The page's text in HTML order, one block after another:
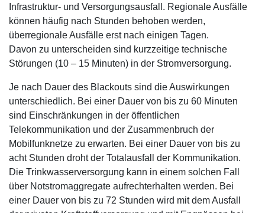
Infrastruktur- und Versorgungsausfall. Regionale Ausfälle
können häufig nach Stunden behoben werden,
überregionale Ausfälle erst nach einigen Tagen.
Davon zu unterscheiden sind kurzzeitige technische
Störungen (10 – 15 Minuten) in der Stromversorgung.
Je nach Dauer des Blackouts sind die Auswirkungen
unterschiedlich. Bei einer Dauer von bis zu 60 Minuten
sind Einschränkungen in der öffentlichen
Telekommunikation und der Zusammenbruch der
Mobilfunknetze zu erwarten. Bei einer Dauer von bis zu
acht Stunden droht der Totalausfall der Kommunikation.
Die Trinkwasserversorgung kann in einem solchen Fall
über Notstromaggregate aufrechterhalten werden. Bei
einer Dauer von bis zu 72 Stunden wird mit dem Ausfall